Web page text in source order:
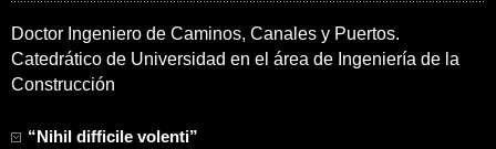
Doctor Ingeniero de Caminos, Canales y Puertos.
Catedrático de Universidad en el área de Ingeniería de la
Construcción
“Nihil difficile volenti”